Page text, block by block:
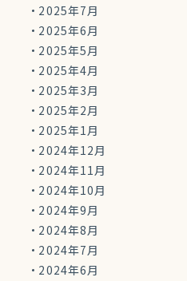
2025年7月
2025年6月
2025年5月
2025年4月
2025年3月
2025年2月
2025年1月
2024年12月
2024年11月
2024年10月
2024年9月
2024年8月
2024年7月
2024年6月